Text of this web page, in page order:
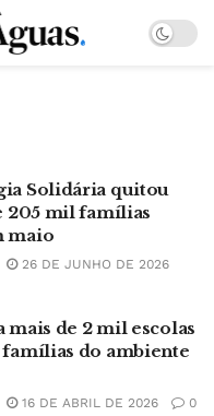
Solidária quitou
205 mil famílias
maio
26 DE JUNHO DE 2026
mais de 2 mil escolas
do ambiente
16 DE ABRIL DE 2026 0